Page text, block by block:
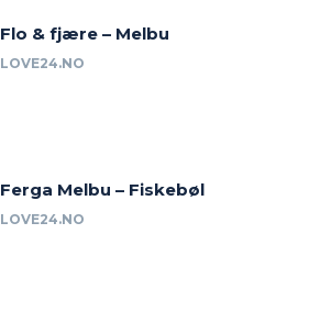
Flo & fjære – Melbu
LOVE24.NO
Ferga Melbu – Fiskebøl
LOVE24.NO